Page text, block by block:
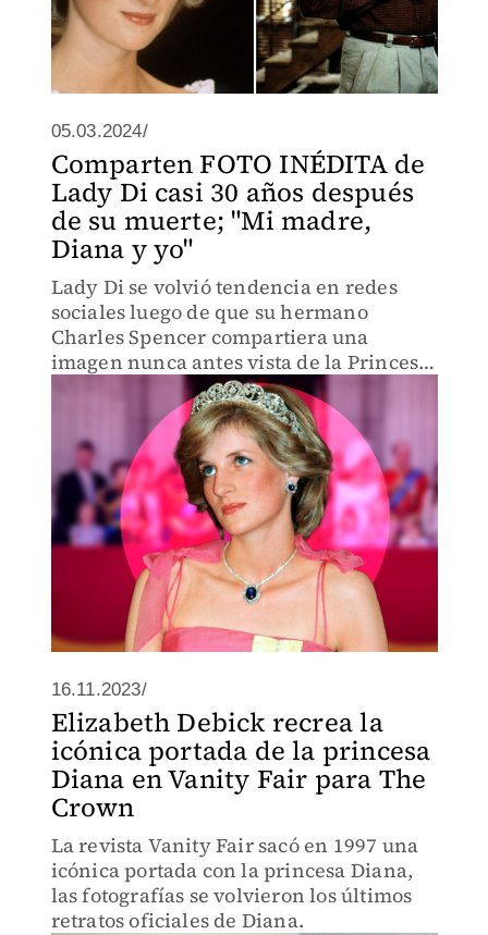
05.03.2024/
Comparten FOTO INÉDITA de
Lady Di casi 30 años después
de su muerte; "Mi madre,
Diana y yo"
Lady Di se volvió tendencia en redes
sociales luego de que su hermano
Charles Spencer compartiera una
imagen nunca antes vista de la Princesa
de Gales
16.11.2023/
Elizabeth Debick recrea la
icónica portada de la princesa
Diana en Vanity Fair para The
Crown
La revista Vanity Fair sacó en 1997 una
icónica portada con la princesa Diana,
las fotografías se volvieron los últimos
retratos oficiales de Diana.